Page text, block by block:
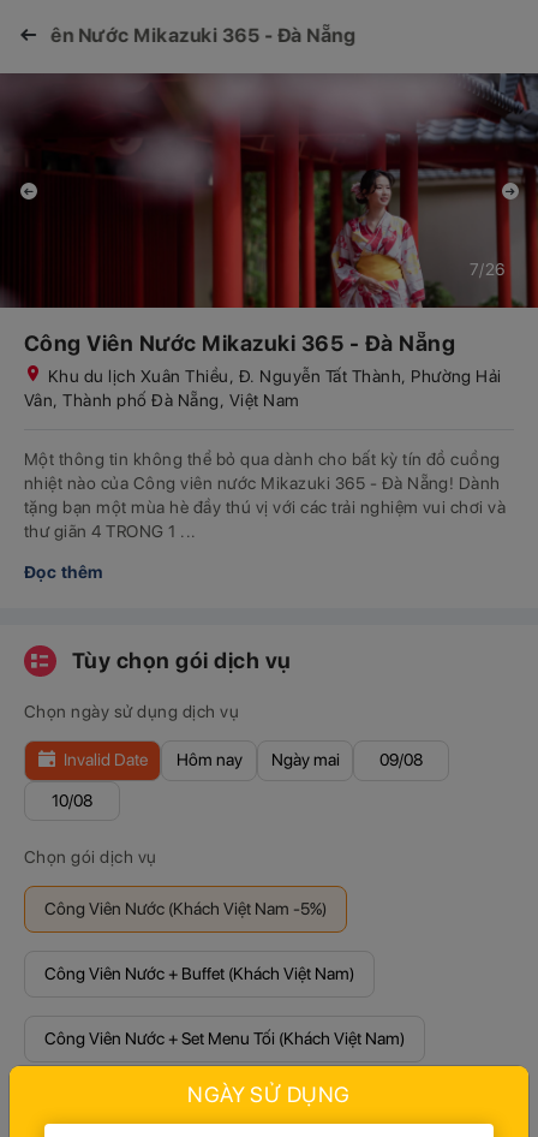
Viên Nước Mikazuki 365 - Đà Nẵng
8/26
Công Viên Nước Mikazuki 365 - Đà Nẵng
Khu du lịch Xuân Thiều, Đ. Nguyễn Tất Thành, Phường Hải
Vân, Thành phố Đà Nẵng, Việt Nam
Một thông tin không thể bỏ qua dành cho bất kỳ tín đồ cuồng
nhiệt nào của Công viên nước Mikazuki 365 - Đà Nẵng! Dành
tặng bạn một mùa hè đầy thú vị với các trải nghiệm vui chơi và
thư giãn 4 TRONG 1 ...
Đọc thêm
Tùy chọn gói dịch vụ
Chọn ngày sử dụng dịch vụ
Invalid Date Hôm nay Ngày mai 09/08
10/08
Chọn gói dịch vụ
Công Viên Nước (Khách Việt Nam -5%)
Công Viên Nước + Buffet (Khách Việt Nam)
Công Viên Nước + Set Menu Tối (Khách Việt Nam)
Công Viên Nước + Lẩu Tối (Khách Việt Nam)
NGÀY SỬ DỤNG